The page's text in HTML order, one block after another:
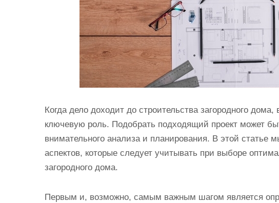
Когда дело доходит до строительства загородного дома,
ключевую роль. Подобрать подходящий проект может
внимательного анализа и планирования. В этой статье
аспектов, которые следует учитывать при выборе
загородного дома.
Первым и, возможно, самым важным шагом является